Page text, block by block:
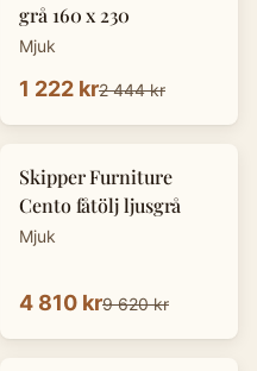
grå 160 x 230
Mjuk
1 222 kr2 444 kr
-50
Skipper Furniture
Cento fåtölj ljusgrå
Mjuk
4 810 kr9 620 kr